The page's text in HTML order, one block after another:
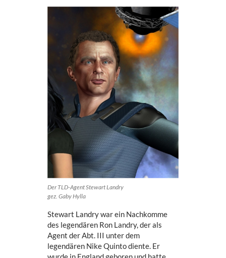
Der TLD-Agent Stewart Landry
gez. Gaby Hylla
Stewart Landry war ein Nachkomme
des legendären Ron Landry, der als
Agent der Abt. III unter dem
legendären Nike Quinto diente. Er